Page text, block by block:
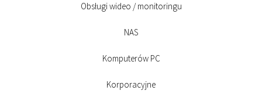
Obsługi wideo / monitoringu
NAS
Komputerów PC
Korporacyjne